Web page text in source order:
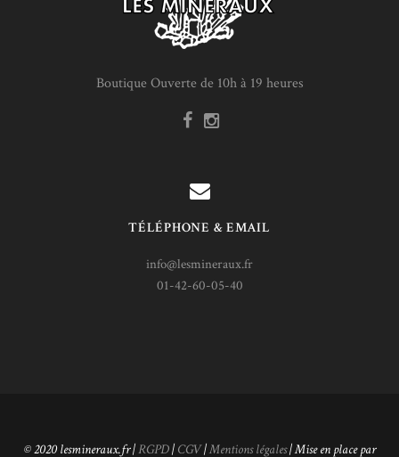
Boutique Ouverte de 10h à 19 heures
TÉLÉPHONE & EMAIL
info@lesmineraux.fr
01-42-60-05-40
© 2020 lesmineraux.fr |RGPD| CGV|Mentions légales| Mise en place par